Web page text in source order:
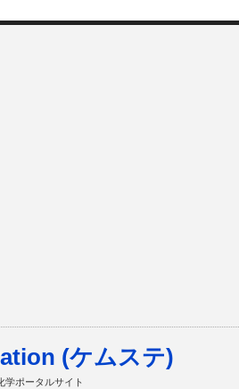
(ケムステ)
学ポータルサイト